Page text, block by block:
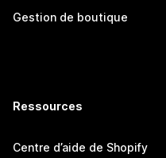
Gestion de boutique
Ressources
Centre d’aide de Shopify